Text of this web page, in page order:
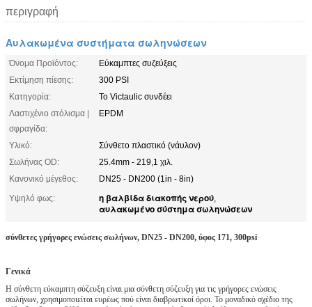
περιγραφή
Αυλακωμένα συστήματα σωληνώσεων
Όνομα Προϊόντος:
Εύκαμπτες συζεύξεις
Εκτίμηση πίεσης:
300 PSI
Κατηγορία:
Το Victaulic συνδέει
Λαστιχένιο στόλισμα |
σφραγίδα:
EPDM
Υλικό:
Σύνθετο πλαστικό (νάυλον)
Σωλήνας OD:
25.4mm - 219,1 χιλ.
Κανονικό μέγεθος:
DN25 - DN200 (1in - 8in)
Υψηλό φως:
η βαλβίδα διακοπής νερού,
αυλακωμένο σύστημα σωληνώσεων
σύνθετες γρήγορες ενώσεις σωλήνων, DN25 - DN200, ύφος 171, 300psi
Γενικά
Η σύνθετη εύκαμπτη σύζευξη είναι μια σύνθετη σύζευξη για τις γρήγορες ενώσεις
σωλήνων, χρησιμοποιείται ευρέως πού είναι διαβρωτικοί όροι. Το μοναδικό σχέδιο της